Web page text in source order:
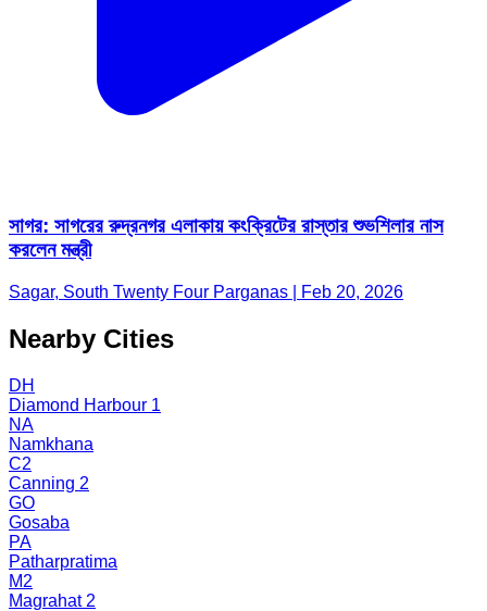
সাগর: সাগরের রুদ্রনগর এলাকায় কংক্রিটের রাস্তার শুভশিলার নাস
করলেন মন্ত্রী
Sagar, South Twenty Four Parganas | Feb 20, 2026
Nearby Cities
DH
Diamond Harbour 1
NA
Namkhana
C2
Canning 2
GO
Gosaba
PA
Patharpratima
M2
Magrahat 2